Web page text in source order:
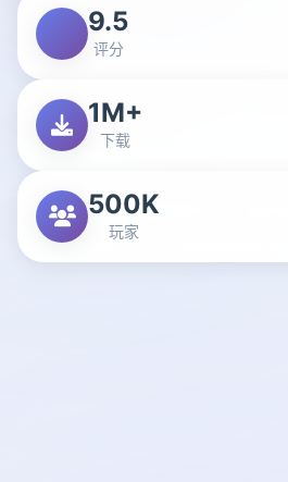
9.5
评分
1M+
下载
500K
玩家